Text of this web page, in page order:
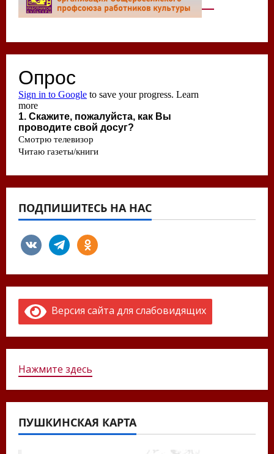
ПОДПИШИТЕСЬ НА НАС
vkontaktetelegramodnoklassniki
Версия сайта для слабовидящих
Нажмите здесь
ПУШКИНСКАЯ КАРТА